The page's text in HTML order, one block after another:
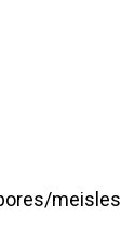
meisles